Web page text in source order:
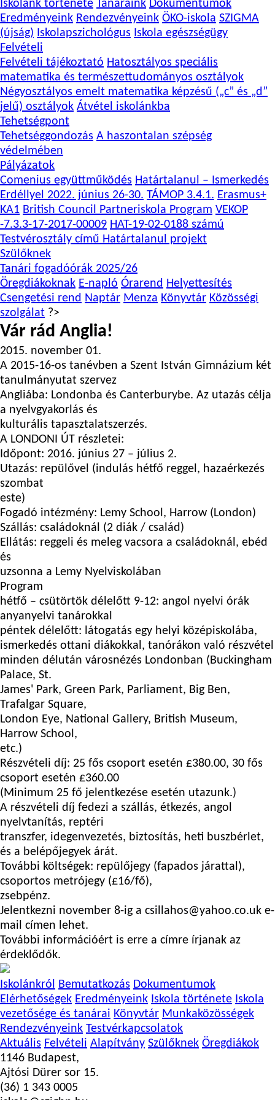
Iskolánk története Tanáraink Dokumentumok
Eredményeink Rendezvényeink ÖKO-iskola SZIGMA
(újság) Iskolapszichológus Iskola egészségügy
Felvételi
Felvételi tájékoztató Hatosztályos speciális
matematika és természettudományos osztályok
Négyosztályos emelt matematika képzésű („c” és „d”
jelű) osztályok Átvétel iskolánkba
Tehetségpont
Tehetséggondozás A haszontalan szépség
védelmében
Pályázatok
Comenius együttműködés Határtalanul – Ismerkedés
Erdéllyel 2022. június 26-30. TÁMOP 3.4.1. Erasmus+
KA1 British Council Partneriskola Program VEKOP
-7.3.3-17-2017-00009 HAT-19-02-0188 számú
Testvérosztály című Határtalanul projekt
Szülőknek
Tanári fogadóórák 2025/26
Öregdiákoknak E-napló Órarend Helyettesítés
Csengetési rend Naptár Menza Könyvtár Közösségi
szolgálat ?>
Vár rád Anglia!
2015. november 01.
A 2015-16-os tanévben a Szent István Gimnázium két
tanulmányutat szervez
Angliába: Londonba és Canterburybe. Az utazás célja
a nyelvgyakorlás és
kulturális tapasztalatszerzés.
A LONDONI ÚT részletei:
Időpont: 2016. június 27 – július 2.
Utazás: repülővel (indulás hétfő reggel, hazaérkezés
szombat
este)
Fogadó intézmény: Lemy School, Harrow (London)
Szállás: családoknál (2 diák / család)
Ellátás: reggeli és meleg vacsora a családoknál, ebéd
és
uzsonna a Lemy Nyelviskolában
Program
hétfő – csütörtök délelőtt 9-12: angol nyelvi órák
anyanyelvi tanárokkal
péntek délelőtt: látogatás egy helyi középiskolába,
ismerkedés ottani diákokkal, tanórákon való részvétel
minden délután városnézés Londonban (Buckingham
Palace, St.
James' Park, Green Park, Parliament, Big Ben,
Trafalgar Square,
London Eye, National Gallery, British Museum,
Harrow School,
etc.)
Részvételi díj: 25 fős csoport esetén £380.00, 30 fős
csoport esetén £360.00
(Minimum 25 fő jelentkezése esetén utazunk.)
A részvételi díj fedezi a szállás, étkezés, angol
nyelvtanítás, reptéri
transzfer, idegenvezetés, biztosítás, heti buszbérlet,
és a belépőjegyek árát.
További költségek: repülőjegy (fapados járattal),
csoportos metrójegy (£16/fő),
zsebpénz.
Jelentkezni november 8-ig a csillahos@yahoo.co.uk e-
mail címen lehet.
További információért is erre a címre írjanak az
érdeklődők.
Iskolánkról Bemutatkozás Dokumentumok
Elérhetőségek Eredményeink Iskola története Iskola
vezetősége és tanárai Könyvtár Munkaközösségek
Rendezvényeink Testvérkapcsolatok
Aktuális Felvételi Alapítvány Szülőknek Öregdiákok
1146 Budapest,
Ajtósi Dürer sor 15.
(36) 1 343 0005